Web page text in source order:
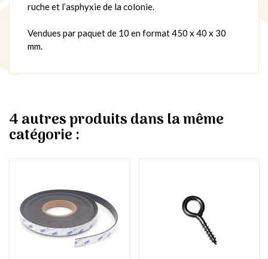
ruche et l’asphyxie de la colonie.
Vendues par paquet de 10 en format 450 x 40 x 30
mm.
4 autres produits dans la même
catégorie :